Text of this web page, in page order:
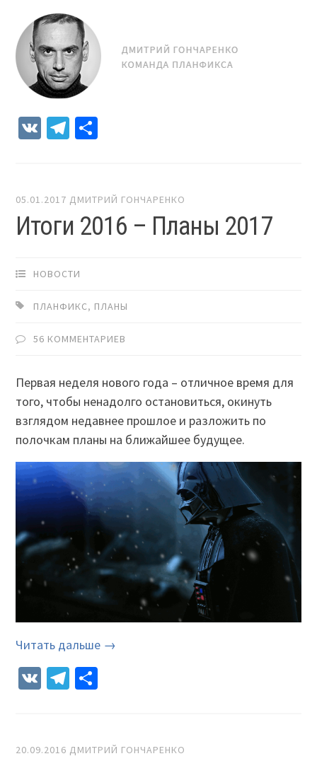
VK Telegram
05.01.2017 ДМИТРИЙ ГОНЧАРЕНКО
Итоги 2016 – Планы 2017
НОВОСТИ
ПЛАНФИКС, ПЛАНЫ
56 КОММЕНТАРИЕВ
Первая неделя нового года – отличное время для
того, чтобы ненадолго остановиться, окинуть
взглядом недавнее прошлое и разложить по
полочкам планы на ближайшее будущее.
Читать дальше →
VK Telegram
20.09.2016 ДМИТРИЙ ГОНЧАРЕНКО